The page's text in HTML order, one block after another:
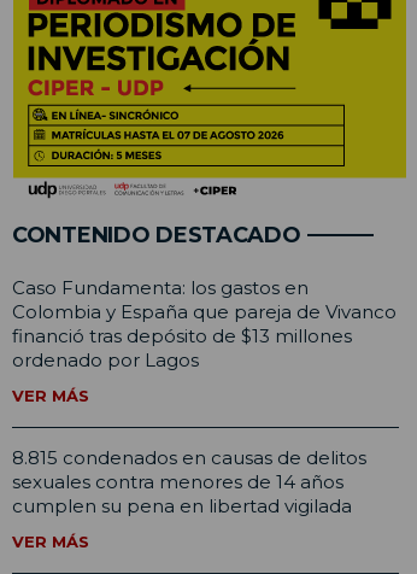
CONTENIDO DESTACADO
Caso Fundamenta: los gastos en
Colombia y España que pareja de Vivanco
financió tras depósito de $13 millones
ordenado por Lagos
VER MÁS
8.815 condenados en causas de delitos
sexuales contra menores de 14 años
cumplen su pena en libertad vigilada
VER MÁS